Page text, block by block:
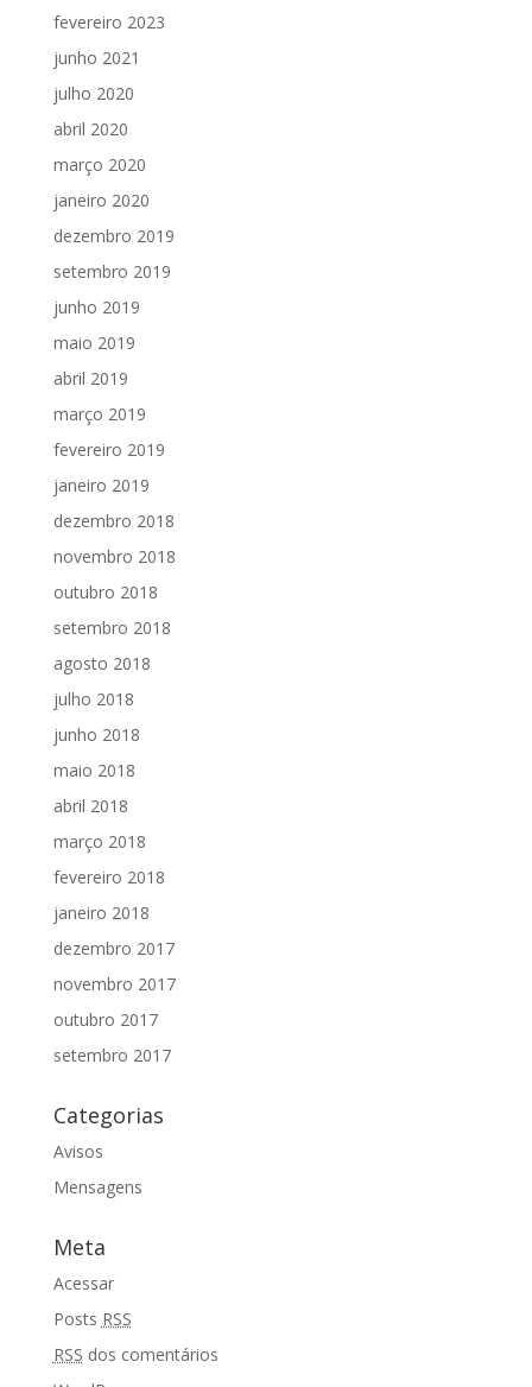
fevereiro 2023
junho 2021
julho 2020
abril 2020
março 2020
janeiro 2020
dezembro 2019
setembro 2019
junho 2019
maio 2019
abril 2019
março 2019
fevereiro 2019
janeiro 2019
dezembro 2018
novembro 2018
outubro 2018
setembro 2018
agosto 2018
julho 2018
junho 2018
maio 2018
abril 2018
março 2018
fevereiro 2018
janeiro 2018
dezembro 2017
novembro 2017
outubro 2017
setembro 2017
Categorias
Avisos
Mensagens
Meta
Acessar
Posts RSS
RSS dos comentários